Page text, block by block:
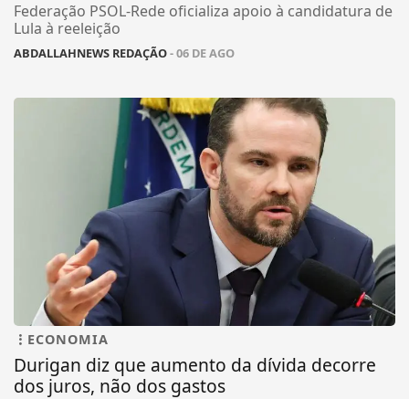
Federação PSOL-Rede oficializa apoio à candidatura de
Lula à reeleição
ABDALLAHNEWS REDAÇÃO- 06 DE AGO
ECONOMIA
Durigan diz que aumento da dívida decorre
dos juros, não dos gastos